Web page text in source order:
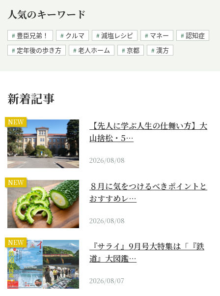
人気のキーワード
豊臣兄弟！ クルマ 減塩レシピ マネー
認知症
定年後の歩き方
老人ホーム 京都 漢方
新着記事
NEW
【先人に学ぶ人生の仕舞い方】大
山捨松・5…
2026/08/08
NEW
８月に気をつけるべきポイントと
おすすめレ…
2026/08/08
NEW
『サライ』9月号大特集は「『鉄
道』大図鑑…
2026/08/07